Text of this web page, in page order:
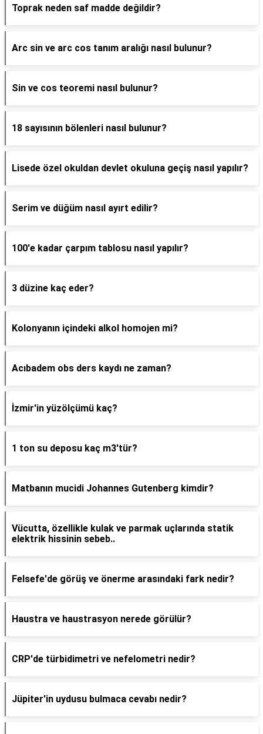
Toprak neden saf madde değildir?
Arc sin ve arc cos tanım aralığı nasıl bulunur?
Sin ve cos teoremi nasıl bulunur?
18 sayısının bölenleri nasıl bulunur?
Lisede özel okuldan devlet okuluna geçiş nasıl yapılır?
Serim ve düğüm nasıl ayırt edilir?
100'e kadar çarpım tablosu nasıl yapılır?
3 düzine kaç eder?
Kolonyanın içindeki alkol homojen mi?
Acıbadem obs ders kaydı ne zaman?
İzmir'in yüzölçümü kaç?
1 ton su deposu kaç m3'tür?
Matbanın mucidi Johannes Gutenberg kimdir?
Vücutta, özellikle kulak ve parmak uçlarında statik
elektrik hissinin sebeb..
Felsefe'de görüş ve önerme arasındaki fark nedir?
Haustra ve haustrasyon nerede görülür?
CRP'de türbidimetri ve nefelometri nedir?
Jüpiter'in uydusu bulmaca cevabı nedir?